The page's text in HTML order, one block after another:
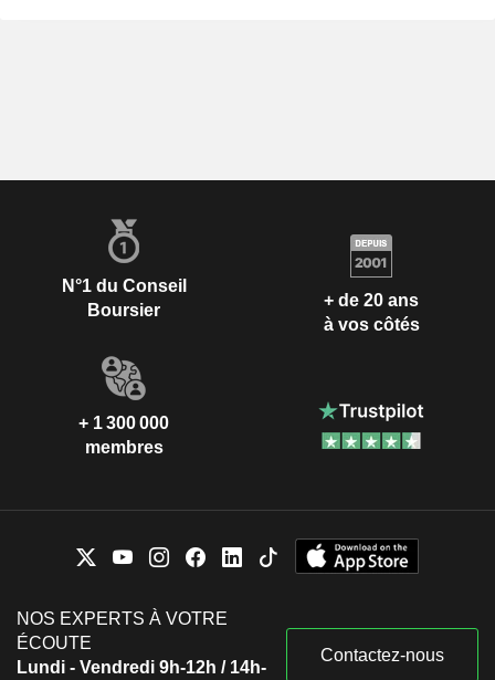
N°1 du Conseil
Boursier
+ de 20 ans
à vos côtés
+ 1 300 000
membres
NOS EXPERTS À VOTRE
ÉCOUTE
Lundi - Vendredi 9h-12h / 14h-
Contactez-nous